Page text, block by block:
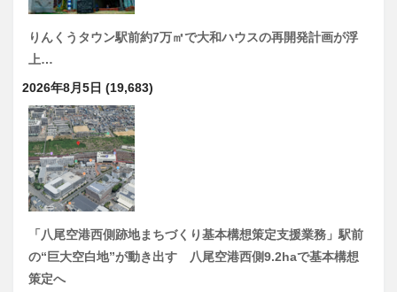
りんくうタウン駅前約7万㎡で大和ハウスの再開発計画が浮
上…
2026年8月5日 (19,683)
「八尾空港西側跡地まちづくり基本構想策定支援業務」駅前
の“巨大空白地”が動き出す 八尾空港西側9.2haで基本構想
策定へ